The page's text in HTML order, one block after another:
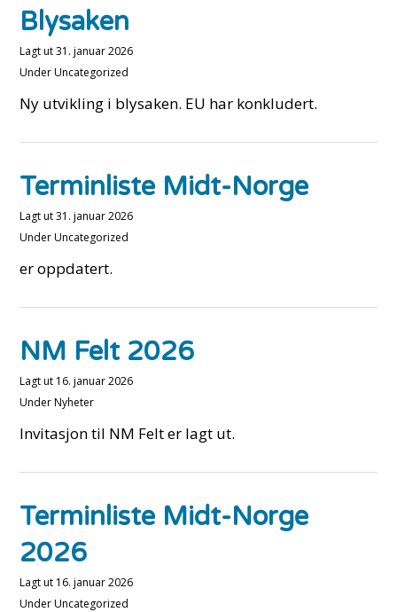
Blysaken
Lagt ut31. januar 2026
UnderUncategorized
Ny utvikling i blysaken. EU har konkludert.
Terminliste Midt-Norge
Lagt ut31. januar 2026
UnderUncategorized
er oppdatert.
NM Felt 2026
Lagt ut 16. januar 2026
UnderNyheter
Invitasjon til NM Felt er lagt ut.
Terminliste Midt-Norge
2026
Lagt ut 16. januar 2026
UnderUncategorized